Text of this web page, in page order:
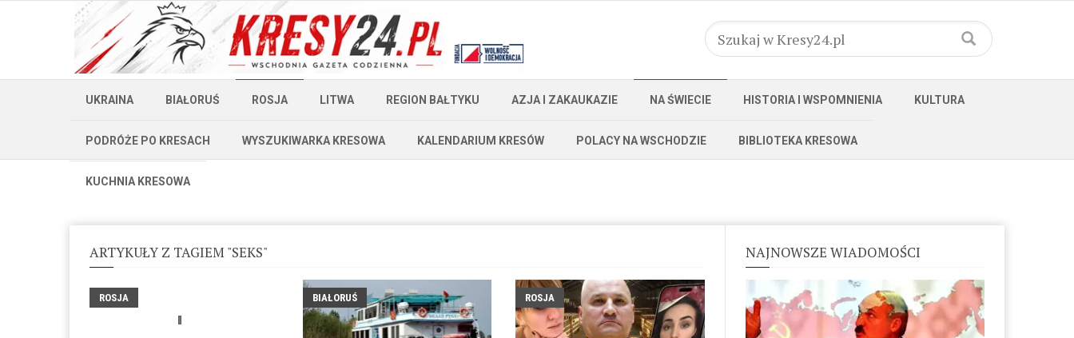
UKRAINA BIAŁORUŚ ROSJA LITWA REGION BAŁTYKU AZJA I ZAKAUKAZIE NA ŚWIECIE HISTORIA I WSPOMNIENIA KULTURA
PODRÓŻE PO KRESACH WYSZUKIWARKA KRESOWA KALENDARIUM KRESÓW POLACY NA WSCHODZIE BIBLIOTEKA KRESOWA
KUCHNIA KRESOWA
ARTYKUŁY Z TAGIEM "SEKS"
ROSJA BIAŁORUŚ ROSJA
NAJNOWSZE WIADOMOŚCI